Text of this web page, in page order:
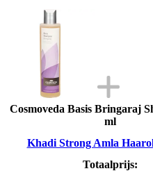
Cosmoveda Basis Bringaraj
ml
Khadi Strong Amla
Totaalprijs: